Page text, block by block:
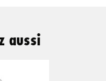
aussi